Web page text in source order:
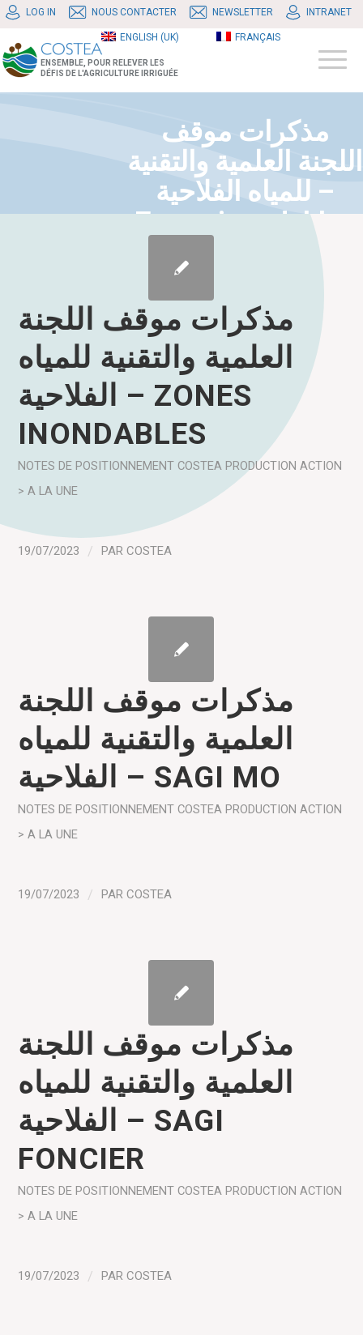
LOG IN NOUS CONTACTER NEWSLETTER INTRANET
ENGLISH (UK) FRANÇAIS
ENSEMBLE, POUR RELEVER LES
DÉFIS DE L'AGRICULTURE IRRIGUÉE
مذكرات موقف
اللجنة العلمية والتقنية
للمياه الفلاحية –
Zones inondables
مذكرات موقف اللجنة
العلمية والتقنية للمياه
الفلاحية – ZONES
INONDABLES
NOTES DE POSITIONNEMENT COSTEA PRODUCTION ACTION
> A LA UNE
19/07/2023 / PARCOSTEA
مذكرات موقف اللجنة
العلمية والتقنية للمياه
الفلاحية – SAGI MO
NOTES DE POSITIONNEMENT COSTEA PRODUCTION ACTION
> A LA UNE
19/07/2023 / PARCOSTEA
مذكرات موقف اللجنة
العلمية والتقنية للمياه
الفلاحية – SAGI
FONCIER
NOTES DE POSITIONNEMENT COSTEA PRODUCTION ACTION
> A LA UNE
19/07/2023 / PARCOSTEA